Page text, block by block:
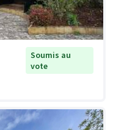
Soumis au
vote